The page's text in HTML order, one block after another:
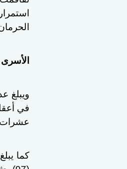
في
عشرات
كما